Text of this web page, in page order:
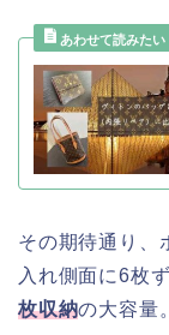
その期待通り、
入れ側面に6枚
枚収納の大容量。